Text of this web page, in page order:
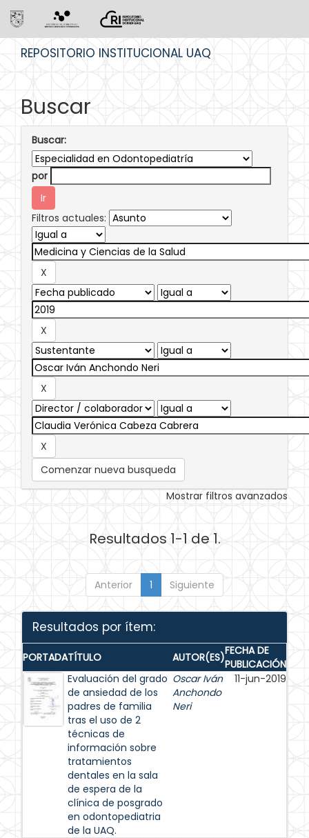
REPOSITORIO INSTITUCIONAL UAQ
Buscar
Buscar:
por
Filtros actuales:
Comenzar nueva busqueda
Mostrar filtros avanzados
Resultados 1-1 de 1.
Anterior 1 Siguiente
Resultados por ítem:
PORTADATÍTULO AUTOR(ES)FECHA DE
PUBLICACIÓN
Evaluación del grado
de ansiedad de los
padres de familia
tras el uso de 2
técnicas de
información sobre
tratamientos
dentales en la sala
de espera de la
clínica de posgrado
en odontopediatria
de la UAQ.
Oscar Iván
Anchondo
Neri
11-jun-2019